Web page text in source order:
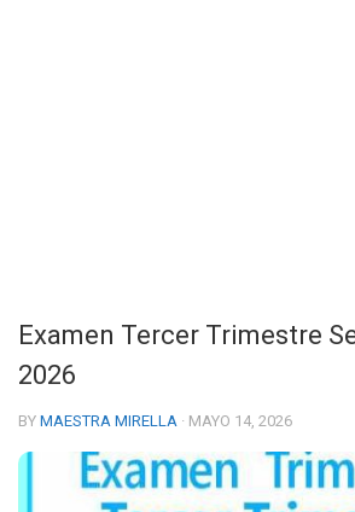
Examen Tercer Trimestre
2026
BY MAESTRA MIRELLA · MAYO 14, 2026